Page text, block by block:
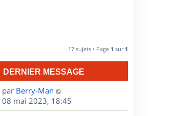
17 sujets • Page 1 sur 1
DERNIER MESSAGE
D
e
r
par Berry-Man
08 mai 2023, 18:45